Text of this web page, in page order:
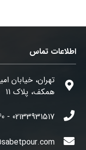
اطلاعات تماس
تهران، خیابان
همکف، پلاک 11
02133931517 - 02133934640